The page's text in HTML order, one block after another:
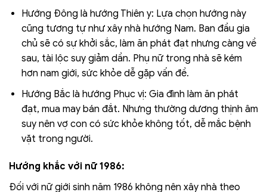
Hướng Đông là hướng Thiên y: Lựa chọn hướng này
cũng tương tự như xây nhà hướng Nam. Ban đầu gia
chủ sẽ có sự khởi sắc, làm ăn phát đạt nhưng càng về
sau, tài lộc suy giảm dần. Phụ nữ trong nhà sẽ kém
hơn nam giới, sức khỏe dễ gặp vấn đề.
Hướng Bắc là hướng Phục vị: Gia đình làm ăn phát
đạt, mua may bán đắt. Nhưng thường dương thịnh âm
suy nên vợ con có sức khỏe không tốt, dễ mắc bệnh
vặt trong người.
Hướng khắc với nữ 1986:
Đối với nữ giới sinh năm 1986 không nên xây nhà theo